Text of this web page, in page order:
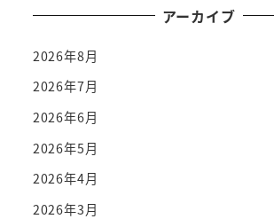
アーカイブ
2026年8月
2026年7月
2026年6月
2026年5月
2026年4月
2026年3月